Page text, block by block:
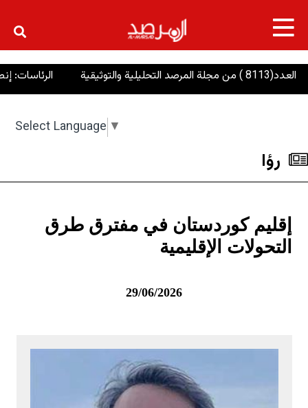
× الرئاسات: إنصاف
Select Language ▼
رؤا
​إقليم كوردستان في مفترق طرق
التحولات الإقليمية
29/06/2026